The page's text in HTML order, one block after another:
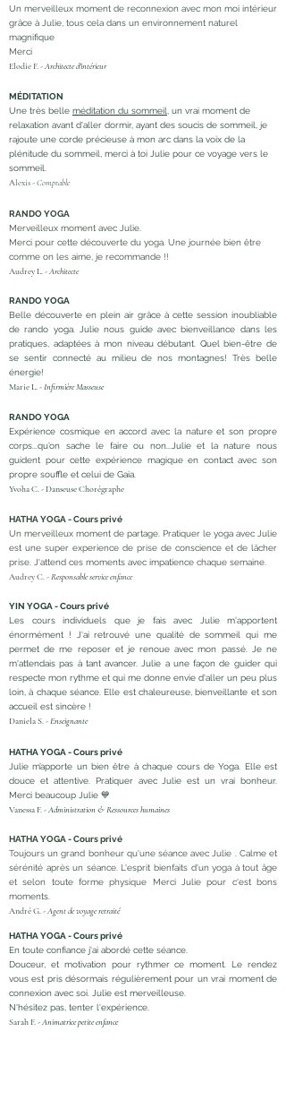
Un merveilleux moment de reconnexion avec mon moi intérieur
grâce à Julie, tous cela dans un environnement naturel
magnifique
Merci
Elodie F. -Architecte d'intérieur
MÉDITATION
Une très belle méditation du sommeil , un vrai moment de
relaxation avant d'aller dormir, ayant des soucis de sommeil, je
rajoute une corde précieuse à mon arc dans la voix de la
plénitude du sommeil, merci à toi Julie pour ce voyage vers le
sommeil.
Alexis -Comptable
RANDO YOGA
Merveilleux moment avec Julie.
Merci pour cette découverte du yoga. Une journée bien être
comme on les aime, je recommande !!
Audrey L. -Architecte
RANDO YOGA
Belle découverte en plein air grâce à cette session inoubliable
de rando yoga. Julie nous guide avec bienveillance dans les
pratiques, adaptées à mon niveau débutant. Quel bien-être de
se sentir connecté au milieu de nos montagnes! Très belle
énergie!
Marie L. -Infirmière Masseuse
RANDO YOGA
Expérience cosmique en accord avec la nature et son propre
corps...qu’on sache le faire ou non...Julie et la nature nous
guident pour cette expérience magique en contact avec son
propre souffle et celui de Gaia.
Yvoha C. - Danseuse Chorégraphe
HATHA YOGA - Cours privé
Un merveilleux moment de partage. Pratiquer le yoga avec Julie
est une super experience de prise de conscience et de lâcher
prise. J'attend ces moments avec impatience chaque semaine.
Audrey C. -Responsable service enfance
YIN YOGA - Cours privé
Les cours individuels que je fais avec Julie m'apportent
énormément ! J'ai retrouvé une qualité de sommeil qui me
permet de me reposer et je renoue avec mon passé. Je ne
m'attendais pas à tant avancer. Julie a une façon de guider qui
respecte mon rythme et qui me donne envie d'aller un peu plus
loin, à chaque séance. Elle est chaleureuse, bienveillante et son
accueil est sincère !
Daniela S. -Enseignante
HATHA YOGA - Cours privé
Julie m’apporte un bien être à chaque cours de Yoga. Elle est
douce et attentive. Pratiquer avec Julie est un vrai bonheur.
Merci beaucoup Julie 💙
Vanessa F. -Administration & Ressources humaines
HATHA YOGA - Cours privé
Toujours un grand bonheur qu'une séance avec Julie . Calme et
sérénité après un séance. L'esprit bienfaits d'un yoga à tout âge
et selon toute forme physique Merci Julie pour c'est bons
moments.
André G. -Agent de voyage retraité
HATHA YOGA - Cours privé
En toute confiance j'ai abordé cette séance.
Douceur, et motivation pour rythmer ce moment. Le rendez
vous est pris désormais régulièrement pour un vrai moment de
connexion avec soi. Julie est merveilleuse.
N'hésitez pas, tenter l'expérience.
Sarah F. -Animatrice petite enfance